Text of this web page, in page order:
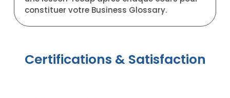
constituer votre Business Glossary.
Certifications & Satisfaction